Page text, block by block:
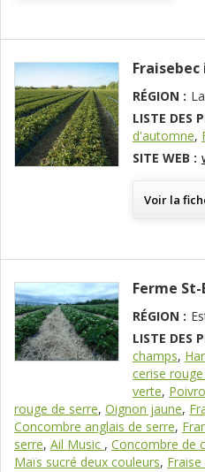
Fraisebec
RÉGION :
LISTE DES
d'automne,
SITE WEB :
Voir la
Ferme
RÉGION :
LISTE DES
champs,
cerise
verte,
rouge de serre, Oignon jaune,
Concombre anglais de serre,
serre, Ail Music , Concombre de
Maïs sucré deux couleurs,